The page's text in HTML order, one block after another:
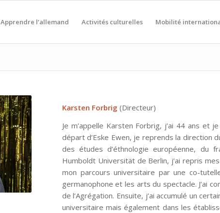
Apprendre l’allemand Activités culturelles Mobilité
Karsten Forbrig (Directeur)
Je m’appelle Karsten Forbrig, j’ai 44 ans et
départ d’Eske Ewen, je reprends la direction
des études d’éthnologie européenne, du
Humboldt Universität de Berlin, j’ai repris
mon parcours universitaire par une co-
germanophone et les arts du spectacle. J’ai
de l’Agrégation. Ensuite, j’ai accumulé un
universitaire mais également dans les